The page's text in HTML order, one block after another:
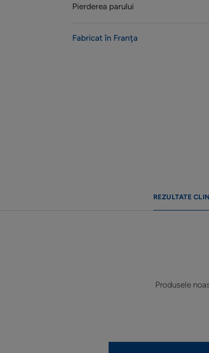
Pierderea parului
Fabricat în Franţa
REZULTATE
Produsele